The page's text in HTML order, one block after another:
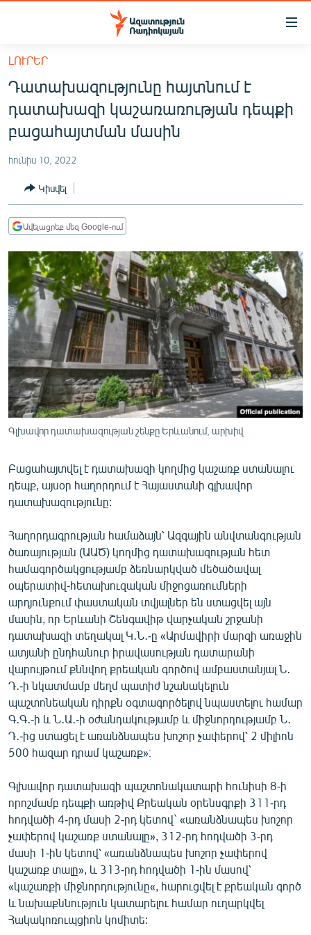
Մատչելիության
հիմնական
բովանդակությանը
հիմնական
մենյուին
ՀԱՅԱՍՏԱՆ
ՔԱՂԱՔԱԿԱՆ
ՀԱՍԱՐԱԿՈՒԹՅՈՒՆ
ՏՆՏԵՍՈՒԹՅՈՒՆ
ՂԱՐԱԲԱՂ
ՊԱՏԵՐԱԶՄԻ 6 ՇԱԲԱԹՆԵՐԸ
ՏԱՐԱԾԱՇՐՋԱՆ
ՄԻՋԱԶԳԱՅԻՆ
ՄՇԱԿՈՒՅԹ
ՍՊՈՐՏ
ՄԵԿՆԱԲԱՆՈՒԹՅՈՒՆ
ԱՐԽԻՎ
ՏԵՍԱՆՅՈՒԹԵՐ
ՁԳՏԵԼՈՎ ԼԱՎԱԳՈՒՅՆԻՆ
ՓՈԴՔԱՍԹ
Հայերեն
English
Русский
ՀԵՏԵՎԵՔ ՄԵԶ
«Ազատության» բոլոր կայքերը
ԼՈՒՐԵՐ
Դատախազությունը հայտնում է
դատախազի կաշառառության դեպքի
բացահայտման մասին
հունիս 10, 2022
Կիսվել
Ավելացրեք մեզ Google-ում
Գլխավոր դատախազության շենքը Երևանում, արխիվ
Բացահայտվել է դատախազի կողմից կաշառք ստանալու
դեպք, այսօր հաղորդում է Հայաստանի գլխավոր
դատախազությունը:
Հաղորդագրության համաձայն՝ Ազգային անվտանգության
ծառայության (ԱԱԾ) կողմից դատախազության հետ
համագործակցությամբ ձեռնարկված մեծածավալ
օպերատիվ-հետախուզական միջոցառումների
արդյունքում փաստական տվյալներ են ստացվել այն
մասին, որ Երևանի Շենգավիթ վարչական շրջանի
դատախազի տեղակալ Կ․Ն․-ը «Արմավիրի մարզի առաջին
ատյանի ընդհանուր իրավասության դատարանի
վարույթում քննվող քրեական գործով ամբաստանյալ Ն․
Դ․-ի նկատմամբ մեղմ պատիժ նշանակելուն
պաշտոնեական դիրքն օգտագործելով նպաստելու համար
Գ․Գ․-ի և Ն․Ա․-ի օժանդակությամբ և միջնորդությամբ Ն․
Դ․-ից ստացել է առանձնապես խոշոր չափերով՝ 2 միլիոն
500 հազար դրամ կաշառք»։
Գլխավոր դատախազի պաշտոնակատարի հունիսի 8-ի
որոշմամբ դեպքի առթիվ Քրեական օրենսգրքի 311-րդ
հոդվածի 4-րդ մասի 2-րդ կետով` «առանձնապես խոշոր
չափերով կաշառք ստանալը», 312-րդ հոդվածի 3-րդ
մասի 1-ին կետով՝ «առանձնապես խոշոր չափերով
կաշառք տալը», և 313-րդ հոդվածի 1-ին մասով՝
«կաշառքի միջնորդությունը«, հարուցվել է քրեական գործ
և նախաքննություն կատարելու համար ուղարկվել
Հակակոռուպցիոն կոմիտե: